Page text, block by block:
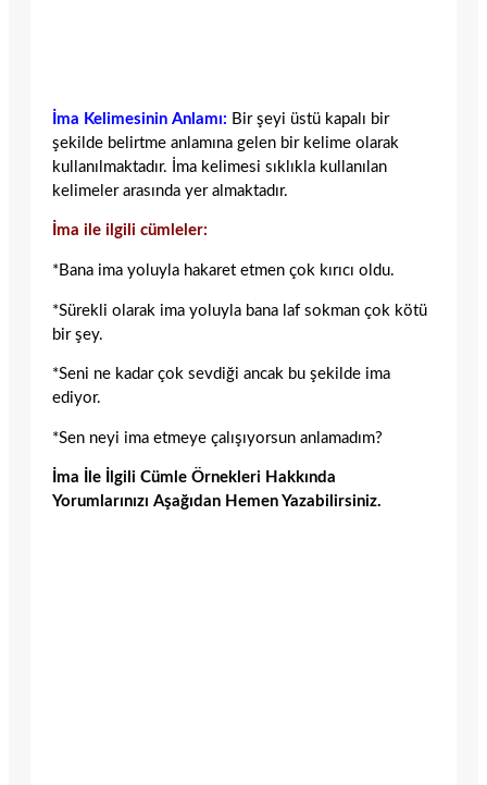
İma Kelimesinin Anlamı: Bir şeyi üstü kapalı bir
şekilde belirtme anlamına gelen bir kelime olarak
kullanılmaktadır. İma kelimesi sıklıkla kullanılan
kelimeler arasında yer almaktadır.
İma ile ilgili cümleler:
*Bana ima yoluyla hakaret etmen çok kırıcı oldu.
*Sürekli olarak ima yoluyla bana laf sokman çok kötü
bir şey.
*Seni ne kadar çok sevdiği ancak bu şekilde ima
ediyor.
*Sen neyi ima etmeye çalışıyorsun anlamadım?
İma İle İlgili Cümle Örnekleri Hakkında
Yorumlarınızı Aşağıdan Hemen Yazabilirsiniz.